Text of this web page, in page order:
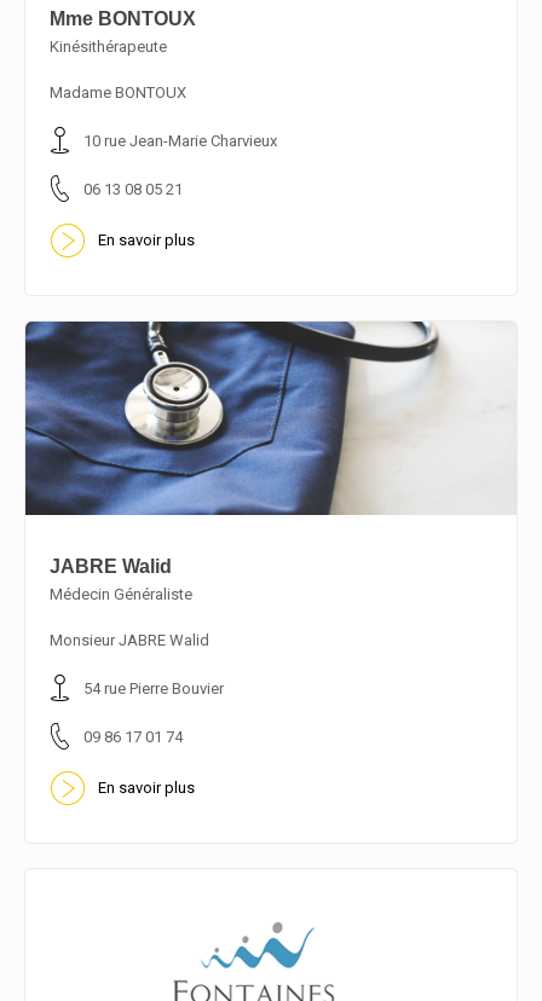
Mme BONTOUX
Kinésithérapeute
Madame BONTOUX
10 rue Jean-Marie Charvieux
06 13 08 05 21
En savoir plus
JABRE Walid
Médecin Généraliste
Monsieur JABRE Walid
54 rue Pierre Bouvier
09 86 17 01 74
En savoir plus